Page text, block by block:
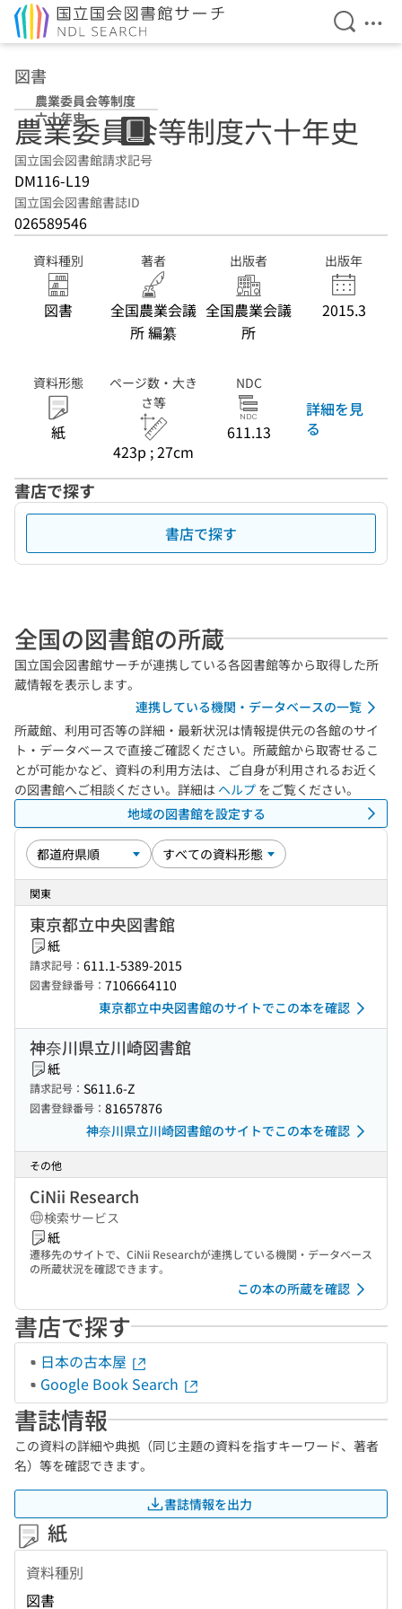
検索を
メ
図書
農業委員会等制度
六十年史
農業委員会等制度六十年史
国立国会図書館請求記号
DM116-L19
国立国会図書館書誌ID
026589546
資料種別
図書
著者
全国農業会議
所 編纂
出版者
全国農業会議
所
出版年
2015.3
資料形態
紙
ページ数・大き
さ等
423p ; 27cm
NDC
611.13
詳細を見
る
書店で探す
書店で探す
全国の図書館の所蔵
国立国会図書館サーチが連携している各図書館等から取得した所
蔵情報を表示します。
連携している機関・データベースの一覧
所蔵館、利用可否等の詳細・最新状況は情報提供元の各館のサイ
ト・データベースで直接ご確認ください。所蔵館から取寄せるこ
とが可能かなど、資料の利用方法は、ご自身が利用されるお近く
の図書館へご相談ください。詳細は ヘルプ をご覧ください。
地域の図書館を設定する
関東
東京都立中央図書館
紙
請求記号： 611.1-5389-2015
図書登録番号： 7106664110
東京都立中央図書館のサイトでこの本を確認
神奈川県立川崎図書館
紙
請求記号： S611.6-Z
図書登録番号： 81657876
神奈川県立川崎図書館のサイトでこの本を確認
その他
CiNii Research
検索サービス
紙
遷移先のサイトで、CiNii Researchが連携している機関・データベース
の所蔵状況を確認できます。
この本の所蔵を確認
書店で探す
日本の古本屋
Google Book Search
書誌情報
この資料の詳細や典拠（同じ主題の資料を指すキーワード、著者
名）等を確認できます。
書誌情報を出力
紙
資料種別
図書